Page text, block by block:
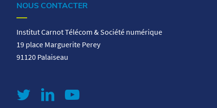
NOUS CONTACTER
Institut Carnot Télécom & Société numérique
19 place Marguerite Perey
91120 Palaiseau